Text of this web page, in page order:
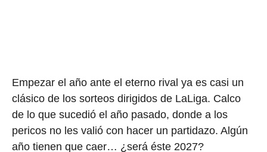
Empezar el año ante el eterno rival ya es casi un
clásico de los sorteos dirigidos de LaLiga. Calco
de lo que sucedió el año pasado, donde a los
pericos no les valió con hacer un partidazo. Algún
año tienen que caer… ¿será éste 2027?